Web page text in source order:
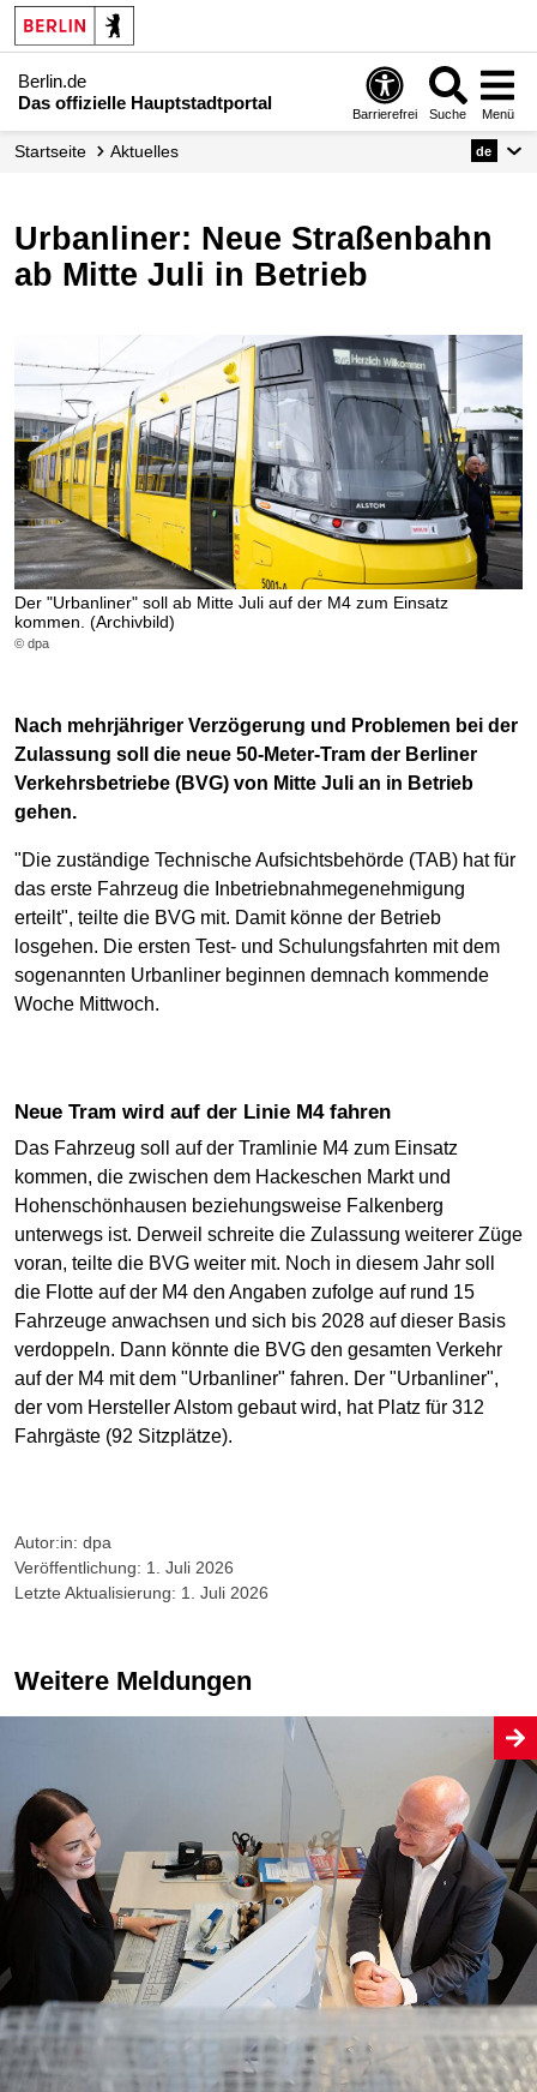
Berlin.de
Das offizielle Hauptstadtportal
Barrierefrei Suche Menü
Startseite Aktuelles de
Urbanliner: Neue Straßenbahn
ab Mitte Juli in Betrieb
Der "Urbanliner" soll ab Mitte Juli auf der M4 zum Einsatz
kommen. (Archivbild)
© dpa
Nach mehrjähriger Verzögerung und Problemen bei der
Zulassung soll die neue 50-Meter-Tram der Berliner
Verkehrsbetriebe (BVG) von Mitte Juli an in Betrieb
gehen.
"Die zuständige Technische Aufsichtsbehörde (TAB) hat für
das erste Fahrzeug die Inbetriebnahmegenehmigung
erteilt", teilte die BVG mit. Damit könne der Betrieb
losgehen. Die ersten Test- und Schulungsfahrten mit dem
sogenannten Urbanliner beginnen demnach kommende
Woche Mittwoch.
Neue Tram wird auf der Linie M4 fahren
Das Fahrzeug soll auf der Tramlinie M4 zum Einsatz
kommen, die zwischen dem Hackeschen Markt und
Hohenschönhausen beziehungsweise Falkenberg
unterwegs ist. Derweil schreite die Zulassung weiterer Züge
voran, teilte die BVG weiter mit. Noch in diesem Jahr soll
die Flotte auf der M4 den Angaben zufolge auf rund 15
Fahrzeuge anwachsen und sich bis 2028 auf dieser Basis
verdoppeln. Dann könnte die BVG den gesamten Verkehr
auf der M4 mit dem "Urbanliner" fahren. Der "Urbanliner",
der vom Hersteller Alstom gebaut wird, hat Platz für 312
Fahrgäste (92 Sitzplätze).
Autor:in: dpa
Veröffentlichung: 1. Juli 2026
Letzte Aktualisierung: 1. Juli 2026
Weitere Meldungen